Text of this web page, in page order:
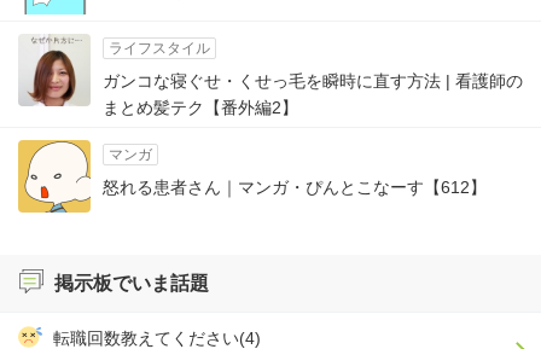
ライフスタイル
ガンコな寝ぐせ・くせっ毛を瞬時に直す方法 | 看護師の
まとめ髪テク【番外編2】
マンガ
怒れる患者さん｜マンガ・ぴんとこなーす【612】
掲示板でいま話題
転職回数教えてください(4)